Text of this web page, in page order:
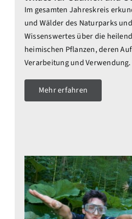
Im gesamten Jahreskreis
und Wälder des Naturparks
Wissenswertes über die
heimischen Pflanzen, deren
Verarbeitung und Verwendung.
Mehr erfahren